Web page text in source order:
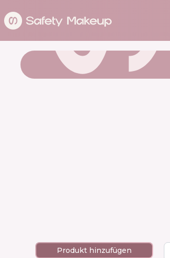
Produkt hinzufügen